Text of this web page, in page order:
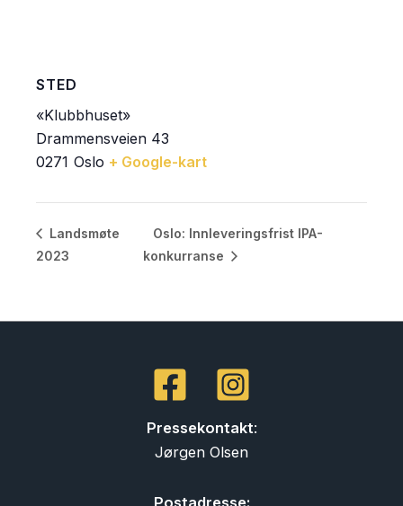
STED
«Klubbhuset»
Drammensveien 43
Oslo
0271 + Google-kart
Landsmøte
2023
Oslo: Innleveringsfrist IPA-
konkurranse
Pressekontakt:
Jørgen Olsen
Postadresse: